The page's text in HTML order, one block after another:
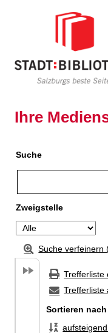
Ihre
Suche
Zweigstelle
Suche verfeinern
Trefferliste
Trefferliste
Sortieren nach